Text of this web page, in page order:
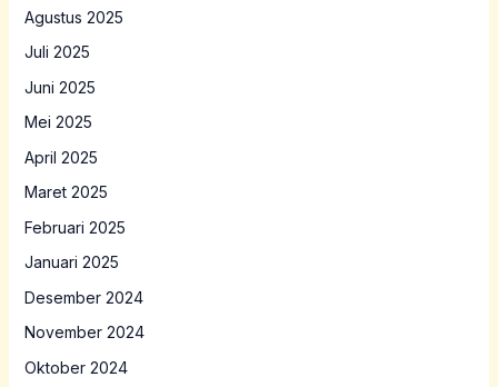
Agustus 2025
Juli 2025
Juni 2025
Mei 2025
April 2025
Maret 2025
Februari 2025
Januari 2025
Desember 2024
November 2024
Oktober 2024